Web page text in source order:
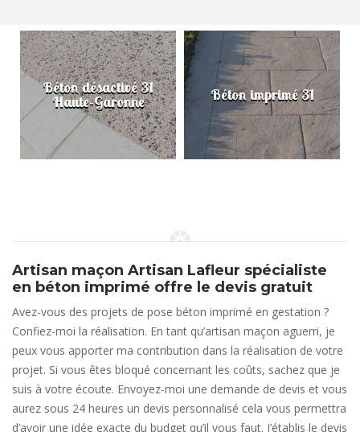
Béton désactivé 31
Haute-Garonne Béton imprimé 31
Artisan maçon Artisan Lafleur spécialiste
en béton imprimé offre le devis gratuit
Avez-vous des projets de pose béton imprimé en gestation ?
Confiez-moi la réalisation. En tant qu’artisan maçon aguerri, je
peux vous apporter ma contribution dans la réalisation de votre
projet. Si vous êtes bloqué concernant les coûts, sachez que je
suis à votre écoute. Envoyez-moi une demande de devis et vous
aurez sous 24 heures un devis personnalisé cela vous permettra
d’avoir une idée exacte du budget qu’il vous faut. J’établis le devis